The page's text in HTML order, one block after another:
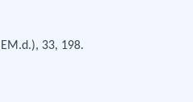
33, 198.